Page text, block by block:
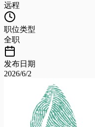
远程
职位类型
全职
发布日期
2026/6/2